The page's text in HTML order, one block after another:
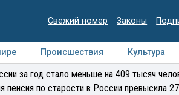
Свежий номер Законы
Происшествия Культура
Медиацентр Интервью
за год стало меньше на 409 тысяч
пенсия по старости в России превысила